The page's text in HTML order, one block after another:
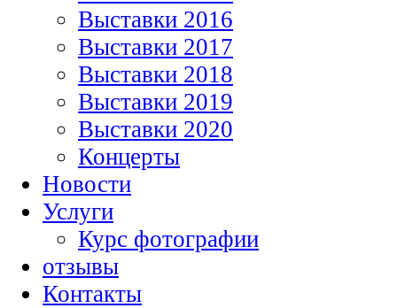
Выставки 2016
Выставки 2017
Выставки 2018
Выставки 2019
Выставки 2020
Концерты
Новости
Услуги
Курс фотографии
отзывы
Контакты